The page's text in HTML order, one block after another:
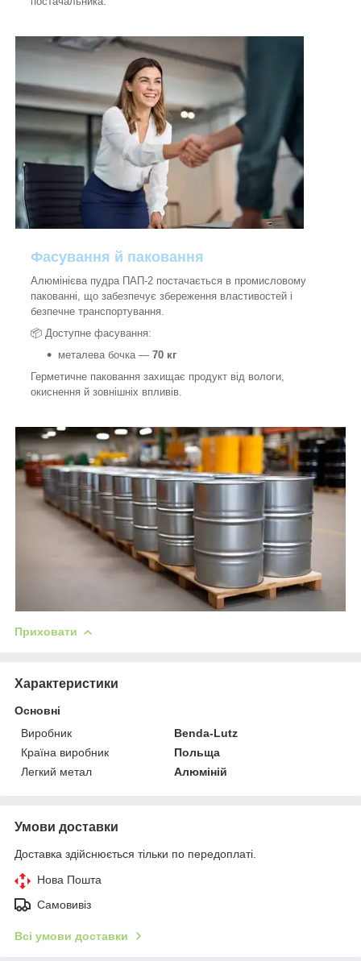
Фасування й паковання
Алюмінієва пудра ПАП-2 постачається в промисловому
пакованні, що забезпечує збереження властивостей і
безпечне транспортування.
📦 Доступне фасування:
металева бочка — 70 кг
Герметичне паковання захищає продукт від вологи,
окиснення й зовнішніх впливів.
Приховати
Характеристики
Основні
Виробник
Benda-Lutz
Країна виробник
Польща
Легкий метал
Алюміній
Умови доставки
Доставка здійснюється тільки по передоплаті.
Нова Пошта
Самовивіз
Всі умови доставки